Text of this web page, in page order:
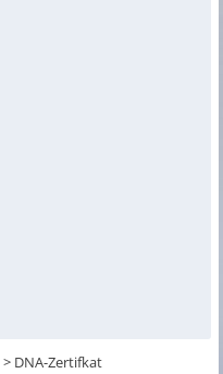
> DNA-Zertifkat